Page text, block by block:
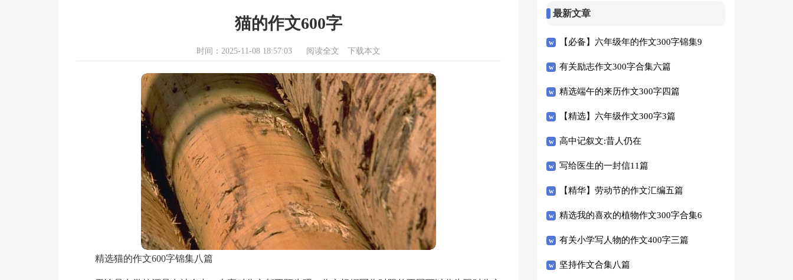
猫的作文600字
时间：2025-11-08 18:57:03 阅读全文 下载本文
精选猫的作文600字锦集八篇
最新文章
【必备】六年级年的作文300字锦集9
篇
有关励志作文300字合集六篇
精选端午的来历作文300字四篇
【精选】六年级作文300字3篇
高中记叙文:昔人仍在
写给医生的一封信11篇
【精华】劳动节的作文汇编五篇
精选我的喜欢的植物作文300字合集6
篇
有关小学写人物的作文400字三篇
坚持作文合集八篇